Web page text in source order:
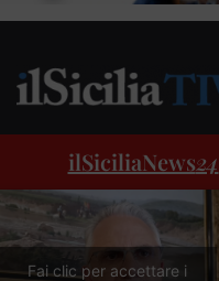
ilSiciliaNews24
Fai clic per accettare i